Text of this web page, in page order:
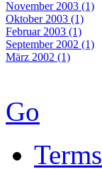
November 2003 (1)
Oktober 2003 (1)
Februar 2003 (1)
September 2002 (1)
März 2002 (1)
Go
Terms